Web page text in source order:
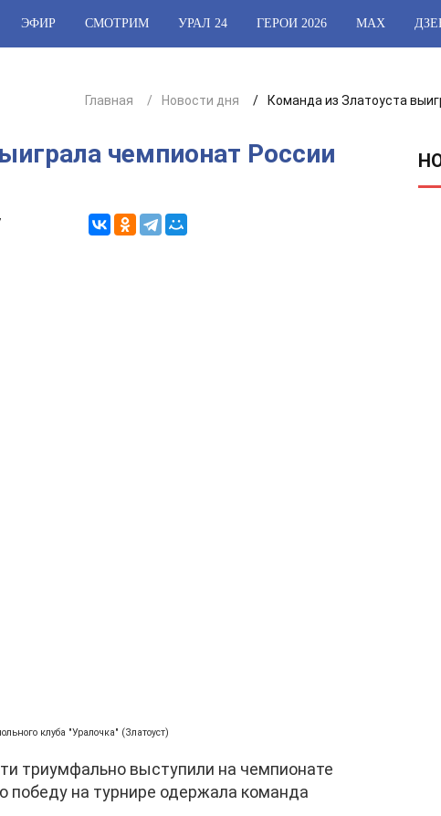
ЭФИР СМОТРИМ УРАЛ 24 ГЕРОИ 2026 МАХ
Главная Новости дня Команда из Златоуста
чемпионат России
клуба "Уралочка" (Златоуст)
триумфально выступили на чемпионате
победу на турнире одержала команда